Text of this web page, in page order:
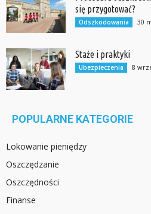
się przygotować?
Odszkodowania 30
Staże i praktyki
Ubezpieczenia 8
POPULARNE KATEGORIE
Lokowanie pieniędzy
Oszczędzanie
Oszczędności
Finanse